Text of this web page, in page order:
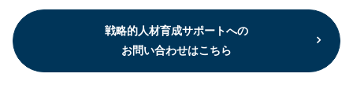
戦略的人材育成サポートへの
お問い合わせはこちら